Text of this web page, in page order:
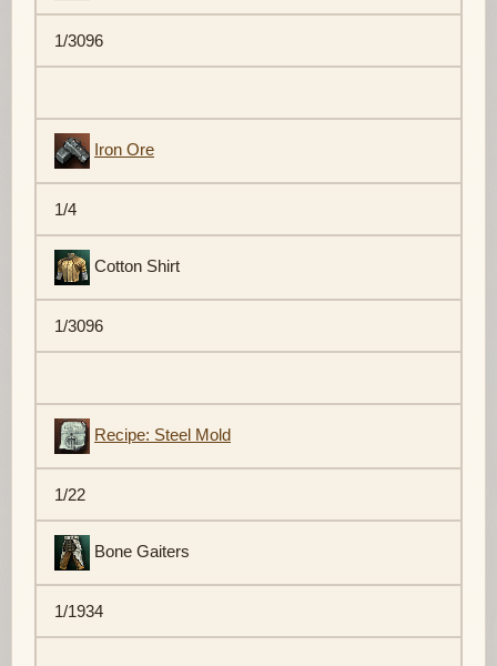
1/3096
Iron Ore
1/4
Cotton Shirt
1/3096
Recipe: Steel Mold
1/22
Bone Gaiters
1/1934